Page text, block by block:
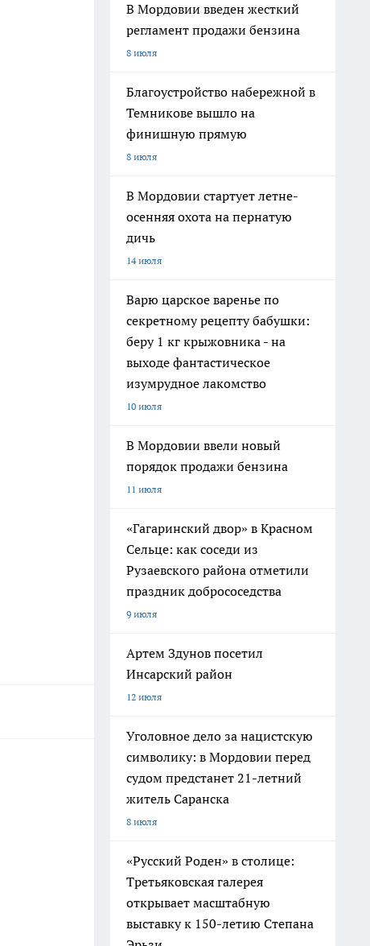
В Мордовии введен жесткий
регламент продажи бензина
8 июля
Благоустройство набережной в
Темникове вышло на
финишную прямую
8 июля
В Мордовии стартует летне-
осенняя охота на пернатую
дичь
14 июля
Варю царское варенье по
секретному рецепту бабушки:
беру 1 кг крыжовника - на
выходе фантастическое
изумрудное лакомство
10 июля
В Мордовии ввели новый
порядок продажи бензина
11 июля
«Гагаринский двор» в Красном
Сельце: как соседи из
Рузаевского района отметили
праздник добрососедства
9 июля
Артем Здунов посетил
Инсарский район
12 июля
Уголовное дело за нацистскую
символику: в Мордовии перед
судом предстанет 21-летний
житель Саранска
8 июля
«Русский Роден» в столице:
Третьяковская галерея
открывает масштабную
выставку к 150-летию Степана